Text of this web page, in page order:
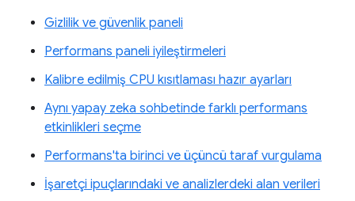
Gizlilik ve güvenlik paneli
Performans paneli iyileştirmeleri
Kalibre edilmiş CPU kısıtlaması hazır ayarları
Aynı yapay zeka sohbetinde farklı performans
etkinlikleri seçme
Performans'ta birinci ve üçüncü taraf vurgulama
İşaretçi ipuçlarındaki ve analizlerdeki alan verileri